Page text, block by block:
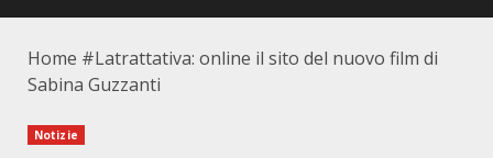
Home #Latrattativa: online il sito del nuovo film di
Sabina Guzzanti
Notizie